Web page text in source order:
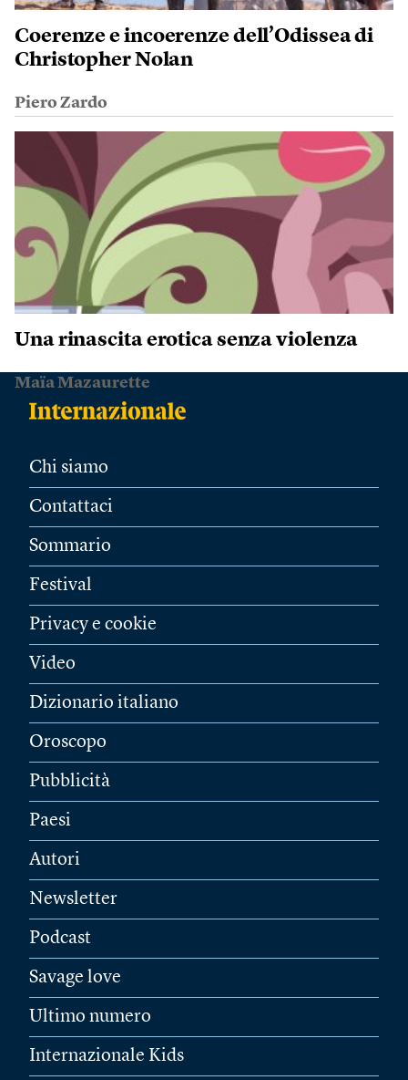
Coerenze e incoerenze dell’Odissea di
Christopher Nolan
Piero Zardo
Una rinascita erotica senza violenza
Maïa Mazaurette
Chi siamo
Contattaci
Sommario
Festival
Privacy e cookie
Video
Dizionario italiano
Oroscopo
Pubblicità
Paesi
Autori
Newsletter
Podcast
Savage love
Ultimo numero
Internazionale Kids